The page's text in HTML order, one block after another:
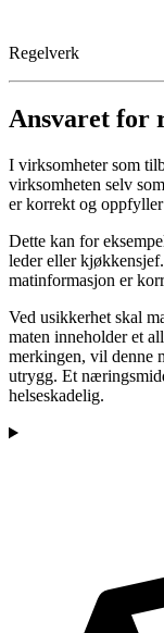
Regelverk
Ansvaret for
I virksomheter som
virksomheten selv
er korrekt og
Dette kan for
leder eller
matinformasjon er
Ved usikkerhet skal
maten inneholder et
merkingen, vil denne
utrygg. Et
helseskadelig.